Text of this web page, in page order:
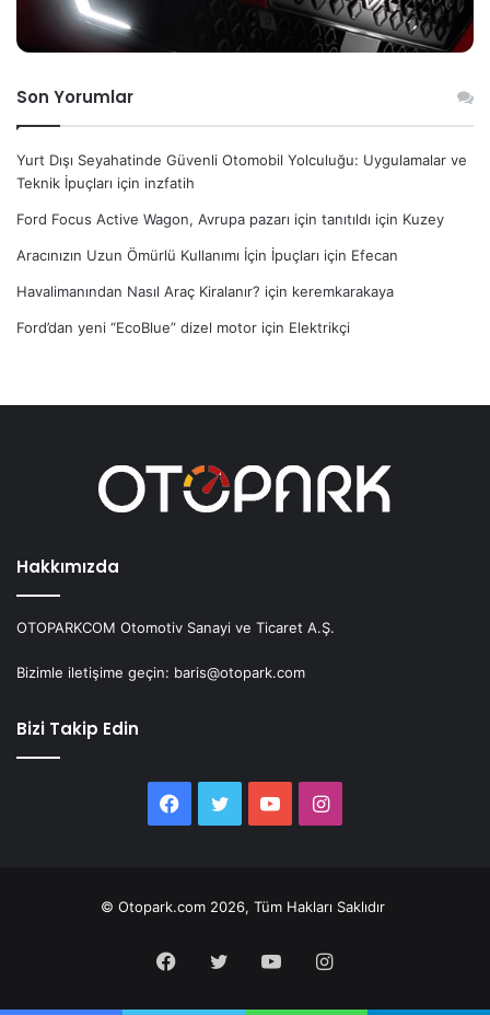
Son Yorumlar
Yurt Dışı Seyahatinde Güvenli Otomobil Yolculuğu: Uygulamalar ve
Teknik İpuçları için inzfatih
Ford Focus Active Wagon, Avrupa pazarı için tanıtıldı için Kuzey
Aracınızın Uzun Ömürlü Kullanımı İçin İpuçları için Efecan
Havalimanından Nasıl Araç Kiralanır? için keremkarakaya
Ford’dan yeni “EcoBlue” dizel motor için Elektrikçi
Hakkımızda
OTOPARKCOM Otomotiv Sanayi ve Ticaret A.Ş.
Bizimle iletişime geçin: baris@otopark.com
Bizi Takip Edin
Facebook
Twitter YouTubeInstagram
© Otopark.com 2026, Tüm Hakları Saklıdır
Facebook
Twitter YouTubeInstagram